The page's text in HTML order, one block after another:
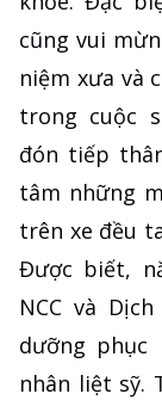
cũng vui
niệm xưa và
trong cuộc
đón tiếp
tâm những
trên xe đều
Được biết,
NCC và
dưỡng phục
nhân liệt sỹ.